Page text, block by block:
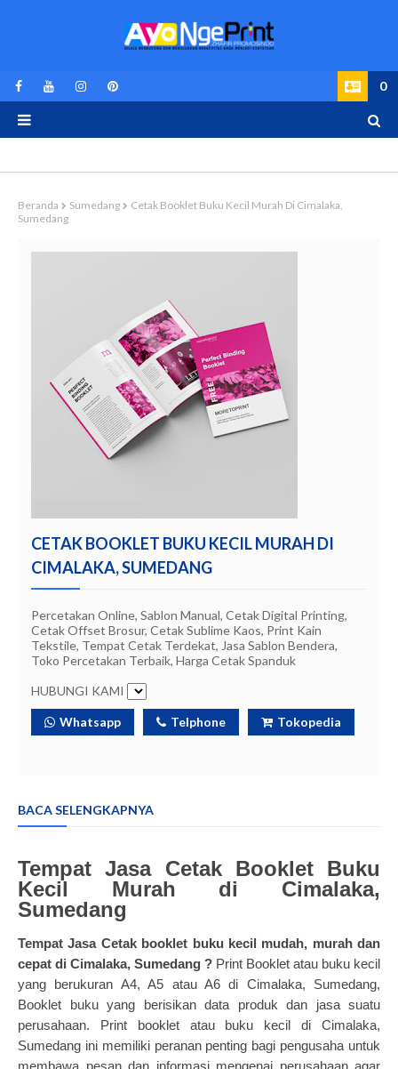
0
Beranda Sumedang
Cetak Booklet Buku Kecil Murah Di Cimalaka,
Sumedang
CETAK BOOKLET BUKU KECIL MURAH DI
CIMALAKA, SUMEDANG
Percetakan Online, Sablon Manual, Cetak Digital Printing,
Cetak Offset Brosur, Cetak Sublime Kaos, Print Kain
Tekstile, Tempat Cetak Terdekat, Jasa Sablon Bendera,
Toko Percetakan Terbaik, Harga Cetak Spanduk
HUBUNGI KAMI
Whatsapp Telphone Tokopedia
BACA SELENGKAPNYA
Tempat Jasa Cetak Booklet Buku
Kecil Murah di Cimalaka,
Sumedang
Tempat Jasa Cetak booklet buku kecil mudah, murah dan
cepat di Cimalaka, Sumedang ? Print Booklet atau buku kecil
yang berukuran A4, A5 atau A6 di Cimalaka, Sumedang,
Booklet buku yang berisikan data produk dan jasa suatu
perusahaan. Print booklet atau buku kecil di Cimalaka,
Sumedang ini memiliki peranan penting bagi pengusaha untuk
membawa pesan dan informasi mengenai perusahaan agar